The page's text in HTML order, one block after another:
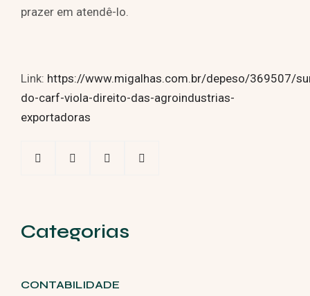
prazer em atendê-lo.
Link: https://www.migalhas.com.br/depeso/369507/
do-carf-viola-direito-das-agroindustrias-
exportadoras
Categorias
CONTABILIDADE